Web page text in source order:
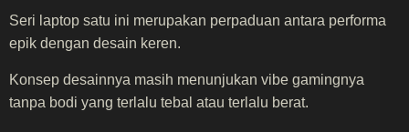
Seri laptop satu ini merupakan perpaduan antara performa
epik dengan desain keren.
Konsep desainnya masih menunjukan vibe gamingnya
tanpa bodi yang terlalu tebal atau terlalu berat.